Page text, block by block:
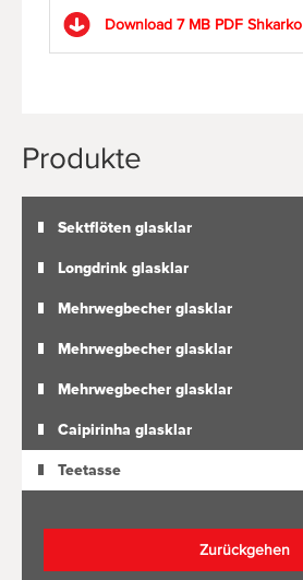
Download 7 MB PDF Shkarko
Produkte
Sektflöten glasklar
Longdrink glasklar
Mehrwegbecher glasklar
Mehrwegbecher glasklar
Mehrwegbecher glasklar
Caipirinha glasklar
Teetasse
Zurückgehen